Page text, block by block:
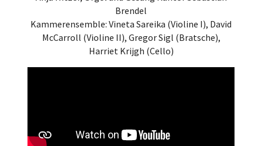
Brendel
Kammerensemble: Vineta Sareika (Violine I), David
McCarroll (Violine II), Gregor Sigl (Bratsche),
Harriet Krijgh (Cello)